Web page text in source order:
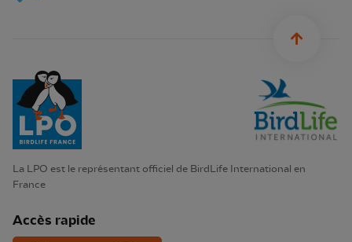
La LPO est le représentant officiel de BirdLife International en
France
Accès rapide